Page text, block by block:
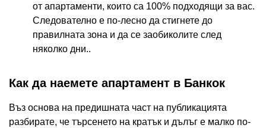
от апартаменти, които са 100% подходящи за вас.
Следователно е по-лесно да стигнете до
правилната зона и да се заобиколите след
няколко дни..
Как да наемете апартамент в Банкок
Въз основа на предишната част на публикацията
разбирате, че търсенето на кратък и дълъг е малко по-